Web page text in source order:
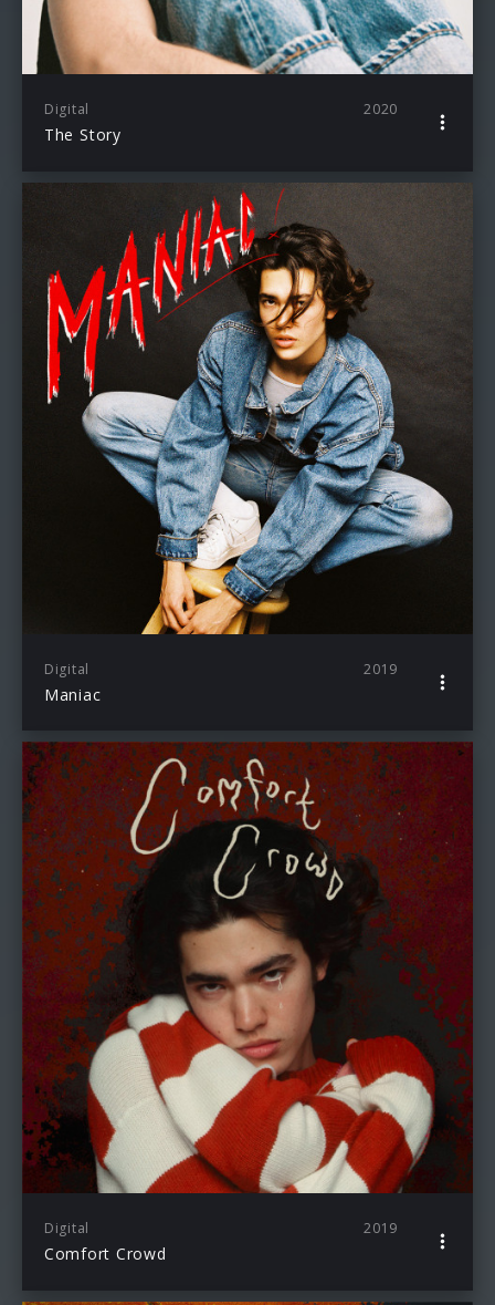
Digital 2020
The Story
Digital 2019
Maniac
Digital 2019
Comfort Crowd